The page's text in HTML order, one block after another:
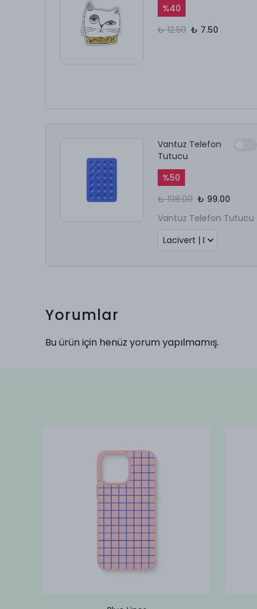
%40
₺ 12.50 ₺ 7.50
Vantuz Telefon
Tutucu
%50
₺ 198.00 ₺ 99.00
Vantuz Telefon Tutucu
Yorumlar
Bu ürün için henüz yorum yapılmamış.